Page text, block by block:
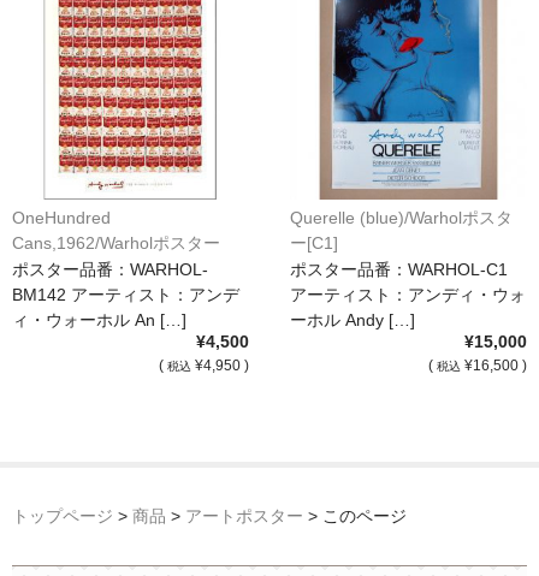
OneHundred
Cans,1962/Warholポスター
[BM142]
ポスター品番：WARHOL-
BM142 アーティスト：アンデ
ィ・ウォーホル An […]
¥4,500
( 税込 ¥4,950 )
Querelle (blue)/Warholポスタ
ー[C1]
ポスター品番：WARHOL-C1
アーティスト：アンディ・ウォ
ーホル Andy […]
¥15,000
( 税込 ¥16,500 )
トップページ > 商品 > アートポスター > このページ